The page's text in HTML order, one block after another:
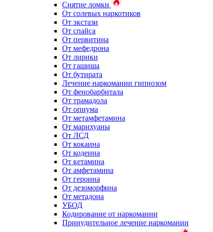
Снятие ломки
От солевых наркотиков
От экстази
От спайса
От первитина
От мефедрона
От лирики
От гашиша
От бутирата
Лечение наркомании гипнозом
От фенобарбитала
От трамадола
От опиума
От метамфетамина
От марихуаны
От ЛСД
От кокаина
От кодеина
От кетамина
От амфетамина
От героина
От дезоморфина
От метадона
УБОД
Кодирование от наркомании
Принудительное лечение наркомании